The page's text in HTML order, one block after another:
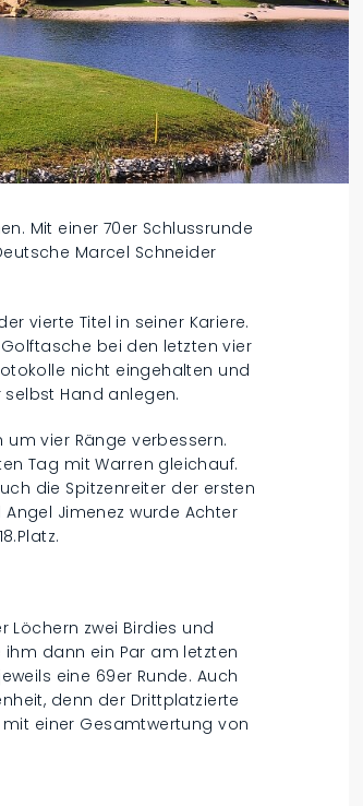
Mit einer 70er Schlussrunde
Marcel Schneider
vierte Titel in seiner Kariere.
bei den letzten vier
nicht eingehalten und
Hand anlegen.
vier Ränge verbessern.
Tag mit Warren gleichauf.
die Spitzenreiter der ersten
Jimenez wurde Achter
Löchern zwei Birdies und
ihm dann ein Par am letzten
eine 69er Runde. Auch
denn der Drittplatzierte
einer Gesamtwertung von